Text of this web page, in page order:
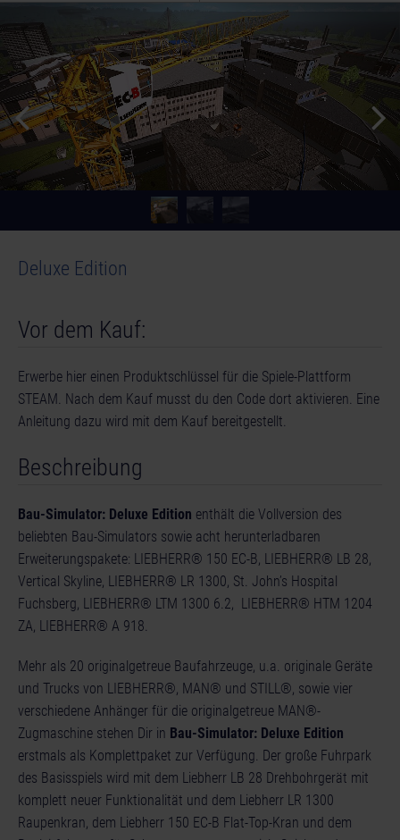
Deluxe Edition
Vor dem Kauf:
Erwerbe hier einen Produktschlüssel für die Spiele-Plattform
STEAM. Nach dem Kauf musst du den Code dort aktivieren. Eine
Anleitung dazu wird mit dem Kauf bereitgestellt.
Beschreibung
Bau-Simulator: Deluxe Edition enthält die Vollversion des
beliebten Bau-Simulators sowie acht herunterladbaren
Erweiterungspakete: LIEBHERR® 150 EC-B, LIEBHERR® LB 28,
Vertical Skyline, LIEBHERR® LR 1300, St. John’s Hospital
Fuchsberg, LIEBHERR® LTM 1300 6.2, LIEBHERR® HTM 1204
ZA, LIEBHERR® A 918.
Mehr als 20 originalgetreue Baufahrzeuge, u.a. originale Geräte
und Trucks von LIEBHERR®, MAN® und STILL®, sowie vier
verschiedene Anhänger für die originalgetreue MAN®-
Zugmaschine stehen Dir in Bau-Simulator: Deluxe Edition
erstmals als Komplettpaket zur Verfügung. Der große Fuhrpark
des Basisspiels wird mit dem Liebherr LB 28 Drehbohrgerät mit
komplett neuer Funktionalität und dem Liebherr LR 1300
Raupenkran, dem Liebherr 150 EC-B Flat-Top-Kran und dem